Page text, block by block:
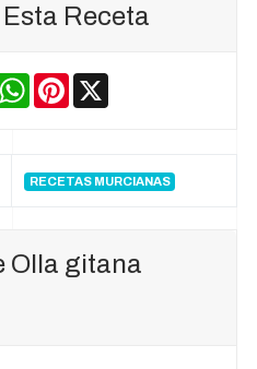
Receta
m
W
A
p
P
r
e
RECETAS MURCIANAS
Olla gitana